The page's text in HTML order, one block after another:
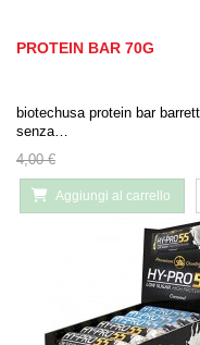
PROTEIN BAR 70G
biotechusa protein bar
senza…
4,00 €
Aggiungi al carrello